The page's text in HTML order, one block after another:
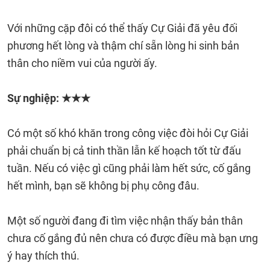
Với những cặp đôi có thể thấy Cự Giải đã yêu đối
phương hết lòng và thậm chí sẵn lòng hi sinh bản
thân cho niềm vui của người ấy.
Sự nghiệp: ★★★
Có một số khó khăn trong công việc đòi hỏi Cự Giải
phải chuẩn bị cả tinh thần lẫn kế hoạch tốt từ đấu
tuần. Nếu có việc gì cũng phải làm hết sức, cố gắng
hết mình, bạn sẽ không bị phụ công đâu.
Một số người đang đi tìm việc nhận thấy bản thân
chưa cố gắng đủ nên chưa có được điều mà bạn ưng
ý hay thích thú.